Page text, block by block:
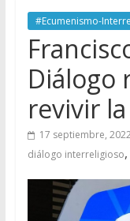
#Ecumenismo-
Diálogo
revivir
17 septiembre,
diálogo interreligioso,